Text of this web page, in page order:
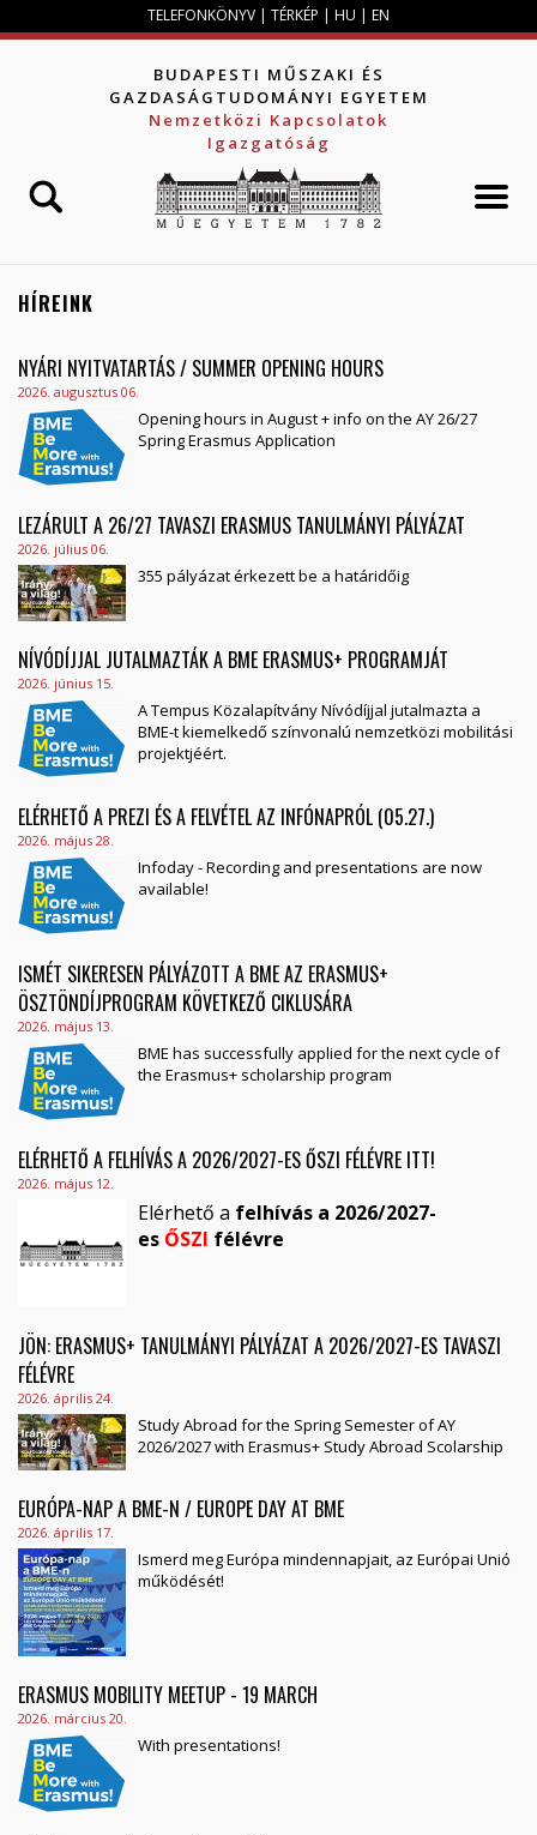
Jump to navigation
TELEFONKÖNYV | TÉRKÉP | HU | EN
BUDAPESTI MŰSZAKI ÉS
GAZDASÁGTUDOMÁNYI EGYETEM
Nemzetközi Kapcsolatok
Igazgatóság
HÍREINK
NYÁRI NYITVATARTÁS / SUMMER OPENING HOURS
2026. augusztus 06.
Opening hours in August + info on the AY 26/27
Spring Erasmus Application
LEZÁRULT A 26/27 TAVASZI ERASMUS TANULMÁNYI PÁLYÁZAT
2026. július 06.
355 pályázat érkezett be a határidőig
NÍVÓDÍJJAL JUTALMAZTÁK A BME ERASMUS+ PROGRAMJÁT
2026. június 15.
A Tempus Közalapítvány Nívódíjjal jutalmazta a
BME-t kiemelkedő színvonalú nemzetközi mobilitási
projektjéért.
ELÉRHETŐ A PREZI ÉS A FELVÉTEL AZ INFÓNAPRÓL (05.27.)
2026. május 28.
Infoday - Recording and presentations are now
available!
ISMÉT SIKERESEN PÁLYÁZOTT A BME AZ ERASMUS+
ÖSZTÖNDÍJPROGRAM KÖVETKEZŐ CIKLUSÁRA
2026. május 13.
BME has successfully applied for the next cycle of
the Erasmus+ scholarship program
ELÉRHETŐ A FELHÍVÁS A 2026/2027-ES ŐSZI FÉLÉVRE ITT!
2026. május 12.
Elérhető a felhívás a 2026/2027-
es ŐSZI félévre
JÖN: ERASMUS+ TANULMÁNYI PÁLYÁZAT A 2026/2027-ES TAVASZI
FÉLÉVRE
2026. április 24.
Study Abroad for the Spring Semester of AY
2026/2027 with Erasmus+ Study Abroad Scolarship
EURÓPA-NAP A BME-N / EUROPE DAY AT BME
2026. április 17.
Ismerd meg Európa mindennapjait, az Európai Unió
működését!
ERASMUS MOBILITY MEETUP - 19 MARCH
2026. március 20.
With presentations!